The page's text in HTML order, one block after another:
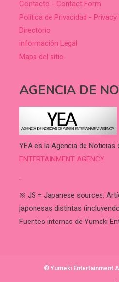
Contacto - Contact Form
Política de Privacidad - Privacy
Directorio
información Legal
Mapa del sitio
AGENCIA DE
YEA es la Agencia de Noticias
ENTERTAINMENT AGENCY.
.
※ JS = Japanese sources:
japonesas distintas
Fuentes internas de Yumeki
© Yumeki Entertainment